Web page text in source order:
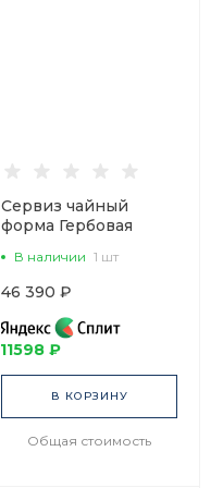
Сервиз чайный
форма Гербовая
Музыкальные
инструменты, 6
персон 14
предметов, арт.
81.28041.00.1
В наличии 1 шт
46 390 ₽
11598 ₽
В КОРЗИНУ
Общая стоимость